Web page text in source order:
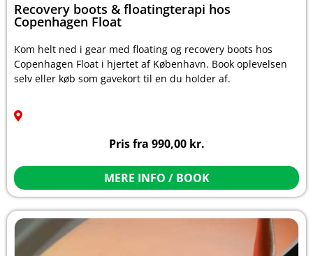
Recovery boots & floatingterapi hos
Copenhagen Float
Kom helt ned i gear med floating og recovery boots hos
Copenhagen Float i hjertet af København. Book oplevelsen
selv eller køb som gavekort til en du holder af.
Pris fra 990,00 kr.
MERE INFO / BOOK